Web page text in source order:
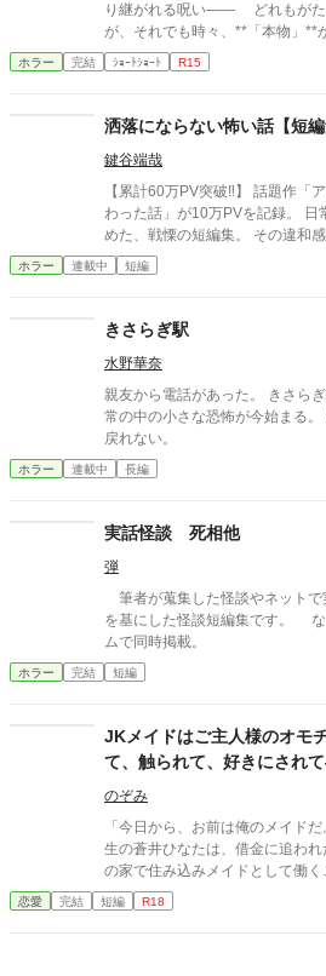
り継がれる呪い—— どれもが
が、それでも時々、**「本物」
は、そんな“見つけてしまった”
のページを閉じるとき、あなたは
ホラー 完結 ｼｮｰﾄｼｮｰﾄ R15
洒落にならない怖い話【短編
鍵谷端哉
【累計60万PV突破‼】 話題作「
わった話」が10万PVを記録。 日
めた、戦慄の短編集。 その違和感は、もう始まっている。 帰り
道、誰もいないはずの部屋、何
が、ある瞬間、取り返しのつかない異
て、最後の一行で現実がひっくり返る話。 1話1000
隙間時間で読める短編ながら、
怖くなる。 これはすべて、どこかで起きていてもおかしくない
話。 ――あなたのすぐ隣でも。 洒落にならない実話風・創作ホラ
ー。
ホラー 連載中 短編
きさらぎ駅
水野華奈
親友から電話があった。 きさら
常の中の小さな恐怖が今始まる。 触れてしまったが最後。 二度と
戻れない。
ホラー 連載中 長編
実話怪談 死相他
弾
筆者が蒐集した怪談やネット
を基にした怪談短編集です。 な
ムで同時掲載。
ホラー 完結 短編
JKメイドはご主人様のオモ
て、触られて、好きにされ
のぞみ
「今日から、お前は俺のメイドだ。ベ
生の蒼井ひなたは、借金に追わ
の家で住み込みメイドとして働
話に出てきそうな大きな洋館。
じ高校に通うちょっと有名な男
恋愛 完結 短編 R18